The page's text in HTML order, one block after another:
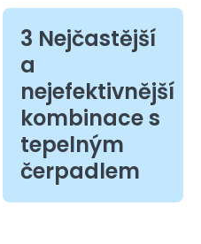
3 Nejčastější
a
nejefektivnější
kombinace s
tepelným
čerpadlem